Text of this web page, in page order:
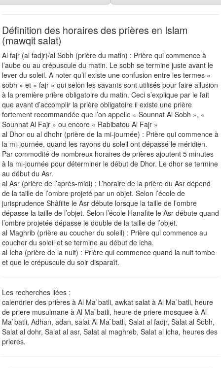
Définition des horaires des prières en Islam
(mawqit salat)
Al fajr (al fadjr)/al Sobh (prière du matin) : Prière qui commence à
l’aube ou au crépuscule du matin. Le sobh se termine juste avant le
lever du soleil. A noter qu’il existe une confusion entre les termes «
sobh » et « fajr » qui selon les savants sont utilisés pour faire allusion
à la première prière obligatoire du matin. Ceci s’explique par le fait
que avant d’accomplir la prière obligatoire il existe une prière
fortement recommandée que l’on appelle « Sounnat Al Sobh », «
Sounnat Al Fajr » ou encore « Rabibatou Al Fajr »
al Dhor ou al dhohr (prière de la mi-journée) : Prière qui commence à
la mi-journée, quand les rayons du soleil ont dépassé le méridien.
Par commodité de nombreux horaires de prières ajoutent 5 minutes
à la mi-journée pour déterminer le début de Dhor. Le dhor se termine
au début du Asr.
al Asr (prière de l’après-midi) : L’horaire de la prière du Asr dépend
de la taille de l’ombre projeté par un objet. Selon l’école de
jurisprudence Shâfiite le Asr débute lorsque la taille de l’ombre
dépasse la taille de l’objet. Selon l’école Hanafite le Asr débute quand
l’ombre projetée dépasse le double de la taille de l’objet.
al Maghrib (prière au coucher du soleil) : Prière qui commence au
coucher du soleil et se termine au début de icha.
al Icha (prière de la nuit) : Prière qui commence quand la nuit tombe
et que le crépuscule du soir disparaît.
Les recherches liées :
calendrier des prières à Al Ma`batli, awkat salat à Al Ma`batli, heure
de priere musulmane à Al Ma`batli, heure de priere mosquee à Al
Ma`batli, Adhan, adan, salat Al Ma`batli, Salat al fadjr, Salat al Sobh,
Salat al dohr, Salat al asr, Salat al maghreb, Salat al icha, heures des
prieres.